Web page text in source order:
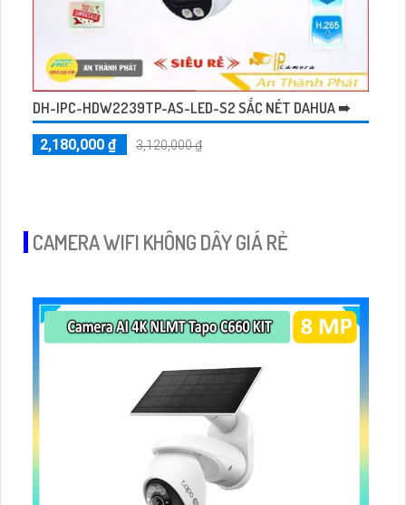
DH-IPC-HDW2239TP-AS-LED-S2 SẮC NÉT DAHUA ➠
2,180,000 ₫ 3,120,000 ₫
CAMERA WIFI KHÔNG DÂY GIÁ RẺ